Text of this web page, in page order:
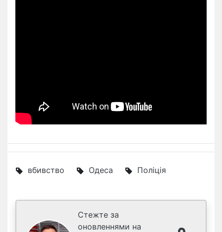
вбивство Одеса Поліція
Стежте за
оновленнями на